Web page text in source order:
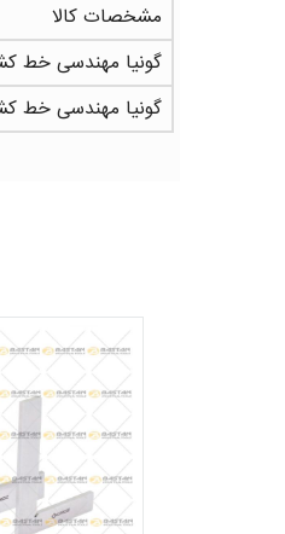
مشخصات کالا
گونیا مهندسی خط
گونیا مهندسی خط